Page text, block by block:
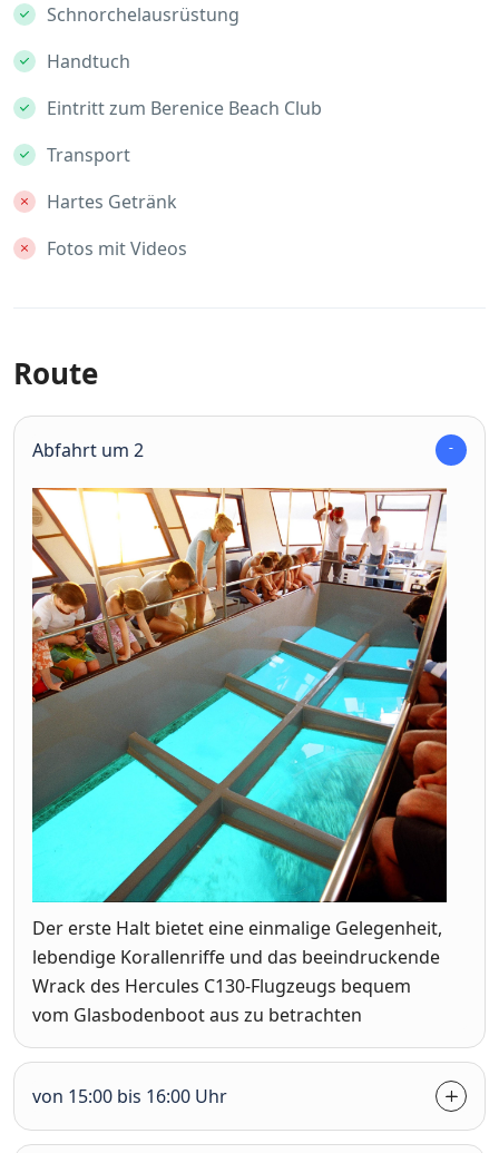
Schnorchelausrüstung
Handtuch
Eintritt zum Berenice Beach Club
Transport
Hartes Getränk
Fotos mit Videos
Route
Abfahrt um 2
Der erste Halt bietet eine einmalige Gelegenheit,
lebendige Korallenriffe und das beeindruckende
Wrack des Hercules C130-Flugzeugs bequem
vom Glasbodenboot aus zu betrachten
von 15:00 bis 16:00 Uhr